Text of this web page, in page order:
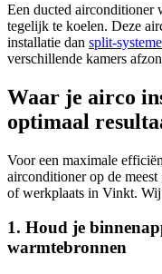
Een ducted airconditioner
tegelijk te koelen. Deze
installatie dan split-
verschillende kamers
Waar je airco
optimaal
Voor een maximale
airconditioner op de
of werkplaats in Vinkt. Wij
1. Houd je
warmtebronnen